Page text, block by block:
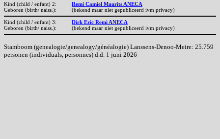
Kind (child / enfant) 2:
Remi Camiel Maurits ANECA
Geboren (birth/ naiss.):
(bekend maar niet gepubliceerd ivm privacy)
Kind (child / enfant) 3:
Dirk Eric Remi ANECA
Geboren (birth/ naiss.):
(bekend maar niet gepubliceerd ivm privacy)
Stamboom (genealogie/genealogy/généalogie) Lanssens-Denoo-Meire: 25.759
personen (individuals, personnes) d.d. 1 juni 2026